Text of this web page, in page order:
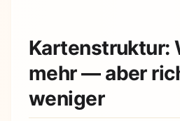
Kartenstruktur:
mehr — aber
weniger